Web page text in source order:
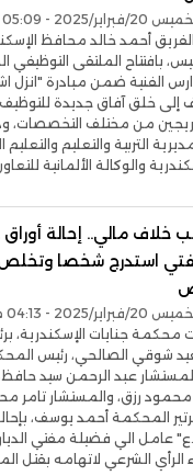
20/فبراير/2025 - 05:09 م
أحمد خالد محافظ
بافتتاح الملتقى
الفنية ضمن مبادرة "انزل
إلى خلق آفاق جديدة للتوظيف
من مختلف التخصصات،
التربية والتعليم والتعليم
والوكالة الألمانية
خلاف مالي.. إحالة
استدرج شخصا
20/فبراير/2025 - 04:13 م
جنايات الإسكندرية،
شوقي الصالحي، رئيس
عبد الرحمن سيد
محمود رزق، والمستشار تامر
المحكمة أحمد يوسف،
عامل الي فضيلة مفتي
الرأي الشرعي لاتهامه بقتل